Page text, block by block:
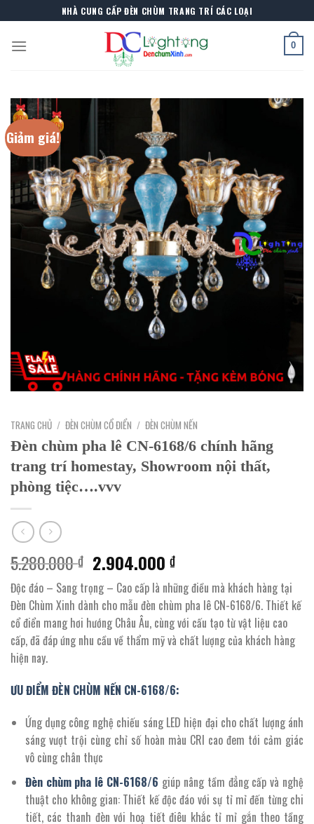
to
content
NHÀ CUNG CẤP ĐÈN CHÙM TRANG TRÍ CÁC LOẠI
0
Giảm giá!
TRANG CHỦ / ĐÈN CHÙM CỔ ĐIỂN / ĐÈN CHÙM NẾN
Đèn chùm pha lê CN-6168/6 chính hãng
trang trí homestay, Showroom nội thất,
phòng tiệc….vvv
5.280.000₫ Giá
gốc
là:
5.280.000 ₫.
2.904.000₫Giá
hiện
tại
là:
2.904.000 ₫.
Độc đáo – Sang trọng – Cao cấp là những điều mà khách hàng tại
Đèn Chùm Xinh dành cho mẫu đèn chùm pha lê CN-6168/6. Thiết kế
cổ điển mang hơi hướng Châu Âu, cùng với cấu tạo từ vật liệu cao
cấp, đã đáp ứng nhu cầu về thẩm mỹ và chất lượng của khách hàng
hiện nay.
ƯU ĐIỂM ĐÈN CHÙM NẾN CN-6168/6:
Ứng dụng công nghệ chiếu sáng LED hiện đại cho chất lượng ánh
sáng vượt trội cùng chỉ số hoàn màu CRI cao đem tới cảm giác
vô cùng chân thực
Đèn chùm pha lê CN-6168/6 giúp nâng tầm đẳng cấp và nghệ
thuật cho không gian: Thiết kế độc đáo với sự tỉ mỉ đến từng chi
tiết, các thanh đèn với hoạ tiết điêu khắc tỉ mỉ gắn theo tầng